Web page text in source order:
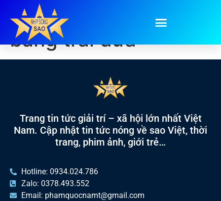
Tag:các món đựng
bằng trái dừa
Trang tin tức giải trí – xã hội lớn nhất Việt
Nam. Cập nhật tin tức nóng về sao Việt, thời
trang, phim ảnh, giới trẻ…
Hotline: 0934.024.786
Zalo: 0378.493.552
Email: phamquocnamt@gmail.com